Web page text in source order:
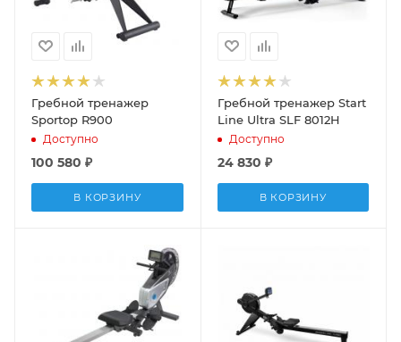
Гребной тренажер
Sportop R900
Доступно
100 580 ₽
В КОРЗИНУ
Гребной тренажер Start
Line Ultra SLF 8012H
Доступно
24 830 ₽
В КОРЗИНУ